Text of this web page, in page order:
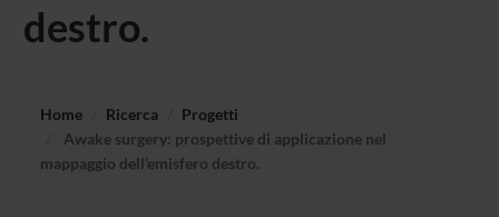
destro.
Home Ricerca
Progetti
Awake surgery: prospettive di applicazione nel
mappaggio dell’emisfero destro.